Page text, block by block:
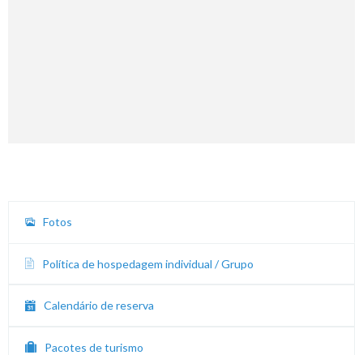
Fotos
Política de hospedagem individual / Grupo
Calendário de reserva
Pacotes de turismo